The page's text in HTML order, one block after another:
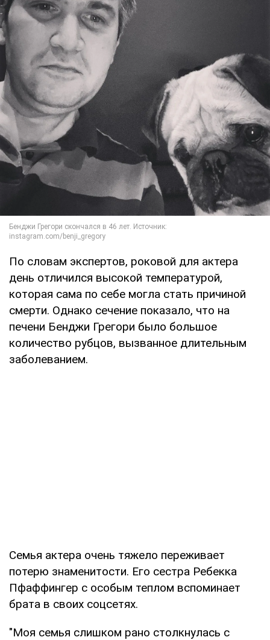
По словам экспертов, роковой для актера
день отличился высокой температурой,
которая сама по себе могла стать причиной
смерти. Однако сечение показало, что на
печени Бенджи Грегори было большое
количество рубцов, вызванное длительным
заболеванием.
Семья актера очень тяжело переживает
потерю знаменитости. Его сестра Ребекка
Пфаффингер с особым теплом вспоминает
брата в своих соцсетях.
"Моя семья слишком рано столкнулась с